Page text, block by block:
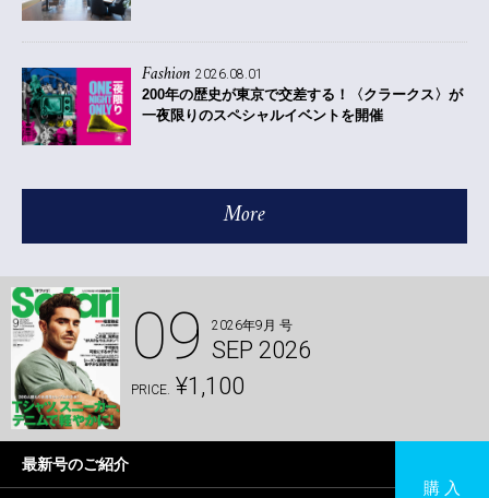
Fashion 2026.08.01
200年の歴史が東京で交差する！〈クラークス〉が
一夜限りのスペシャルイベントを開催
More
09 2026年9月 号
SEP 2026
PRICE. ¥1,100
最新号のご紹介
購 入